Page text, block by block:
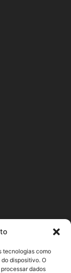
tecnologias como
dispositivo. O
dados